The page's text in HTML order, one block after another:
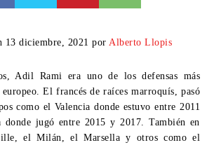
13 diciembre, 2021 por Alberto Llopis
Adil Rami
era uno de los defensas más
El francés de raíces marroquís, pasó
como el Valencia donde estuvo entre 2011
jugó entre 2015 y 2017. También en
el Milán, el Marsella y otros como el